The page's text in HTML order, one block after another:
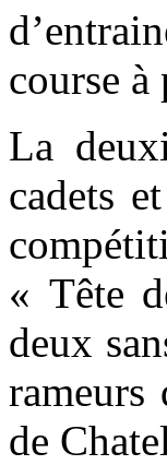
course
La
cadets
« Tête
deux
rameurs
de